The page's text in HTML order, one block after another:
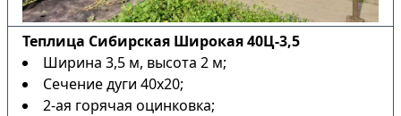
Теплица Сибирская Широкая 40Ц-3,5
Ширина 3,5 м, высота 2 м;
Сечение дуги 40х20;
2-ая горячая оцинковка;